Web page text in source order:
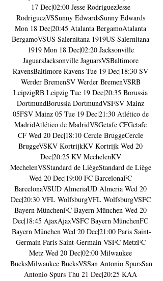
17 Dec|02:00 Jesse RodriguezJesse
RodriguezVSSunny EdwardsSunny Edwards
Mon 18 Dec|20:45 Atalanta BergamoAtalanta
BergamoVSUS Salernitana 1919US Salernitana
1919 Mon 18 Dec|02:20 Jacksonville
JaguarsJacksonville JaguarsVSBaltimore
RavensBaltimore Ravens Tue 19 Dec|18:30 SV
Werder BremenSV Werder BremenVSRB
LeipzigRB Leipzig Tue 19 Dec|20:35 Borussia
DortmundBorussia DortmundVSFSV Mainz
05FSV Mainz 05 Tue 19 Dec|21:30 Atlético de
MadridAtlético de MadridVSGetafe CFGetafe
CF Wed 20 Dec|18:10 Cercle BruggeCercle
BruggeVSKV KortrijkKV Kortrijk Wed 20
Dec|20:25 KV MechelenKV
MechelenVSStandard de LiègeStandard de Liège
Wed 20 Dec|19:00 FC BarcelonaFC
BarcelonaVSUD AlmeriaUD Almeria Wed 20
Dec|20:30 VFL WolfsburgVFL WolfsburgVSFC
Bayern MünchenFC Bayern München Wed 20
Dec|18:45 AjaxAjaxVSFC Bayern MünchenFC
Bayern München Wed 20 Dec|21:00 Paris Saint-
Germain Paris Saint-Germain VSFC MetzFC
Metz Wed 20 Dec|02:00 Milwaukee
BucksMilwaukee BucksVSSan Antonio SpursSan
Antonio Spurs Thu 21 Dec|20:25 KAA